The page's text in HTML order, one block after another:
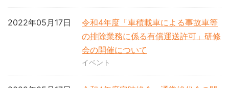
令和4年度「車積載車による事故車等
の排除業務に係る有償運送許可」研修
会の開催について
2022年05月17日
イベント